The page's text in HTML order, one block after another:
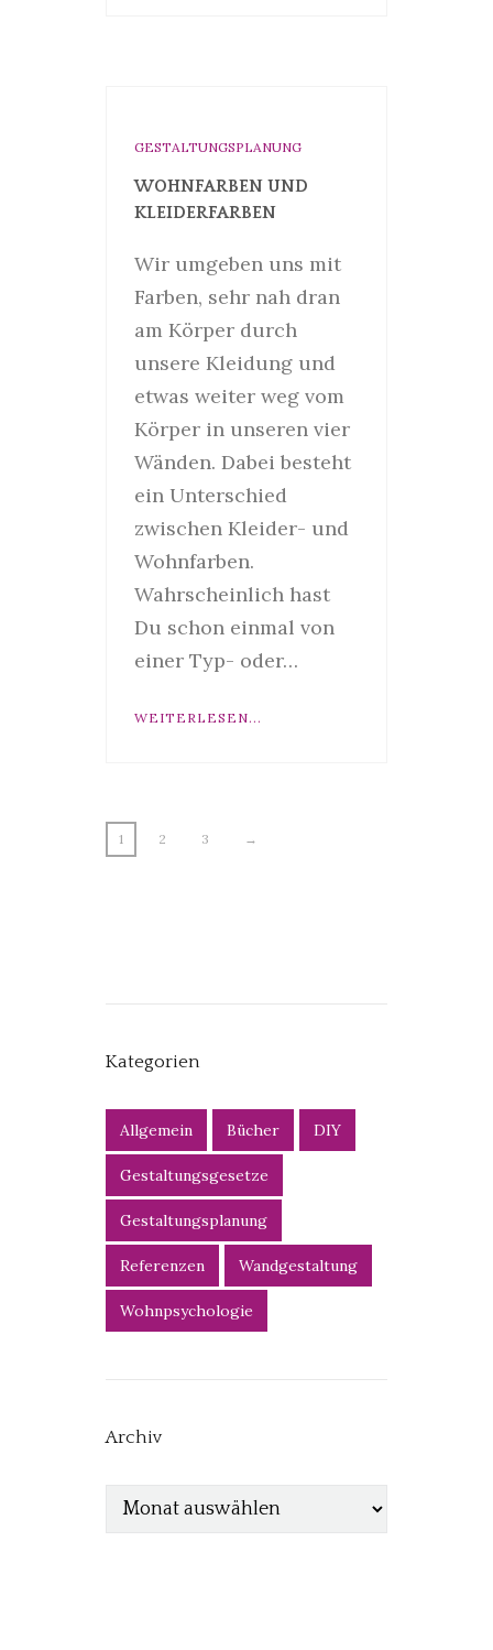
GESTALTUNGSPLANUNG
WOHNFARBEN UND
KLEIDERFARBEN
Wir umgeben uns mit
Farben, sehr nah dran
am Körper durch
unsere Kleidung und
etwas weiter weg vom
Körper in unseren vier
Wänden. Dabei besteht
ein Unterschied
zwischen Kleider- und
Wohnfarben.
Wahrscheinlich hast
Du schon einmal von
einer Typ- oder…
WEITERLESEN...
1 2 3 →
Kategorien
Allgemein Bücher DIY
Gestaltungsgesetze
Gestaltungsplanung
Referenzen Wandgestaltung
Wohnpsychologie
Archiv